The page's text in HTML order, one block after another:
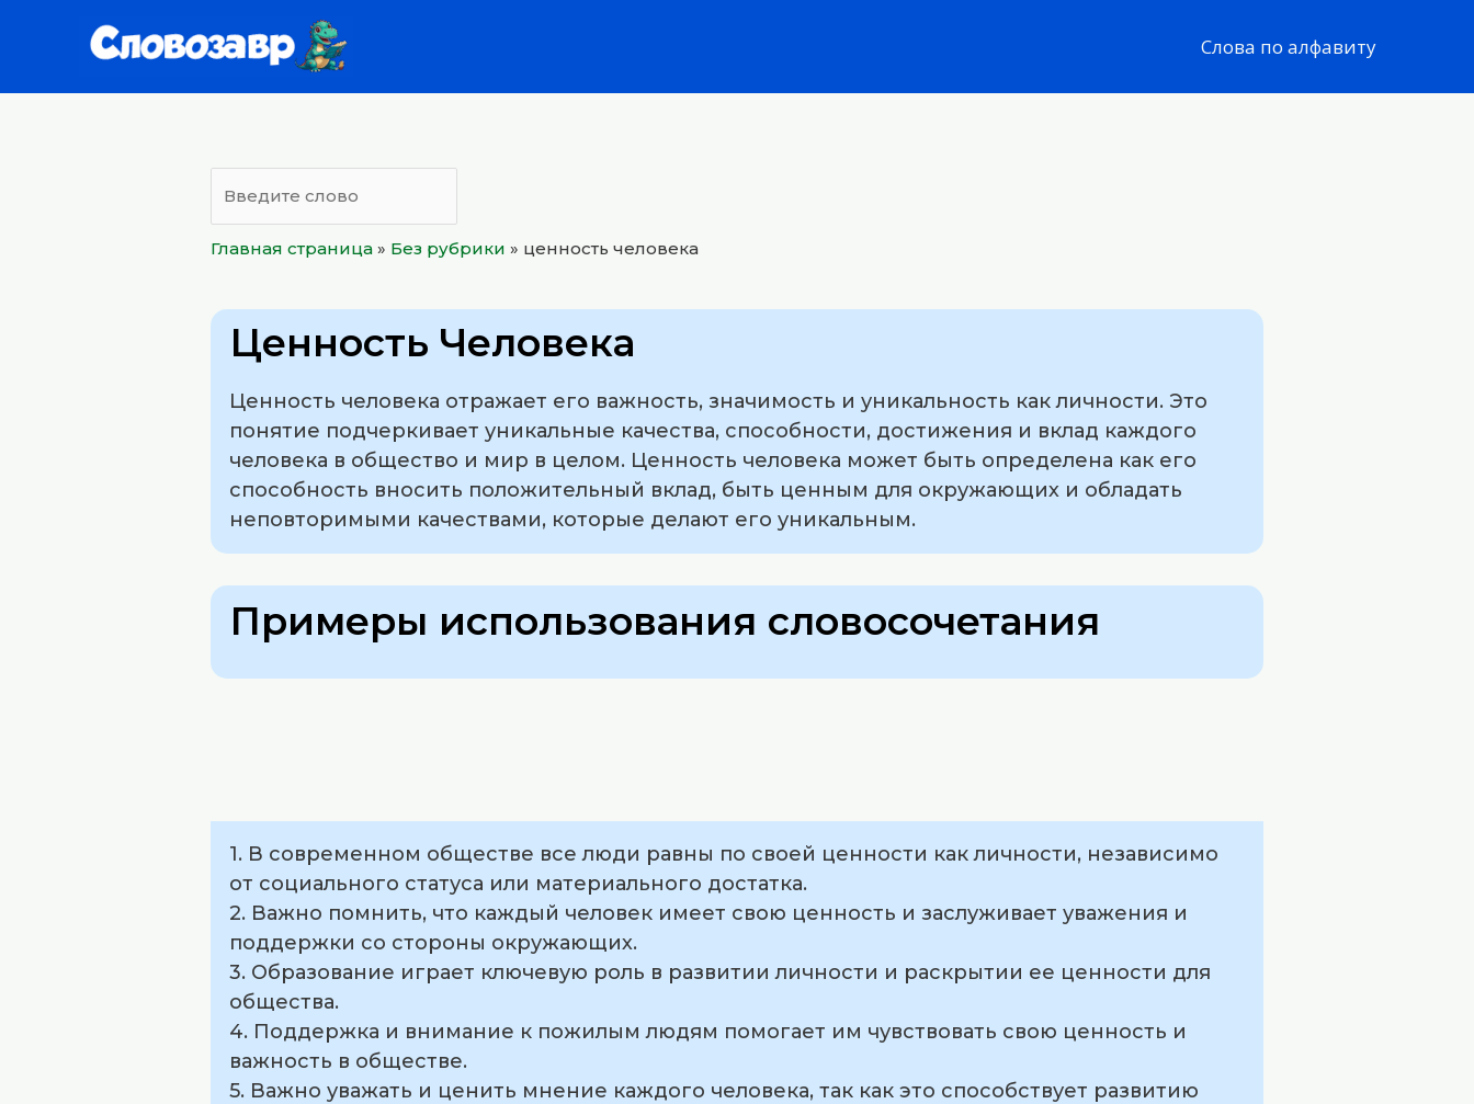
Слова по алфавиту
Главная страница » Без рубрики » ценность человека
Ценность Человека
Ценность человека отражает его важность, значимость и уникальность как личности. Это
понятие подчеркивает уникальные качества, способности, достижения и вклад каждого
человека в общество и мир в целом. Ценность человека может быть определена как его
способность вносить положительный вклад, быть ценным для окружающих и обладать
неповторимыми качествами, которые делают его уникальным.
Примеры использования словосочетания
1. В современном обществе все люди равны по своей ценности как личности, независимо
от социального статуса или материального достатка.
2. Важно помнить, что каждый человек имеет свою ценность и заслуживает уважения и
поддержки со стороны окружающих.
3. Образование играет ключевую роль в развитии личности и раскрытии ее ценности для
общества.
4. Поддержка и внимание к пожилым людям помогает им чувствовать свою ценность и
важность в обществе.
5. Важно уважать и ценить мнение каждого человека, так как это способствует развитию